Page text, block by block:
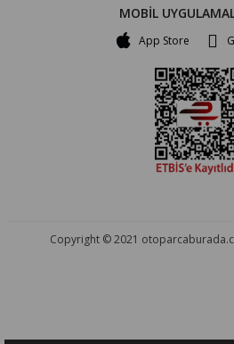
MOBİL
App Store
Copyright © 2021